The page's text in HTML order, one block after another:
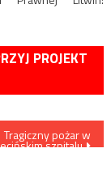
PROJEKT
Tragiczny pożar w
szpitalu